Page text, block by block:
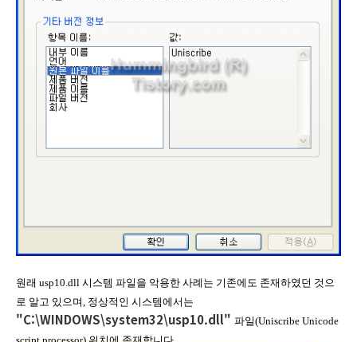
원래 usp10.dll 시스템 파일을 악용한 사례는 기존에도 존재하였던 것으
로 알고 있으며, 정상적인 시스템에서는
"C:\WINDOWS\system32\usp10.dll" 파일(Uniscribe Unicode